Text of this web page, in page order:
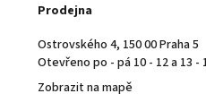
Prodejna
Ostrovského 4, 150 00 Praha 5
Otevřeno po - pá 10 - 12 a 13 -
Zobrazit na mapě